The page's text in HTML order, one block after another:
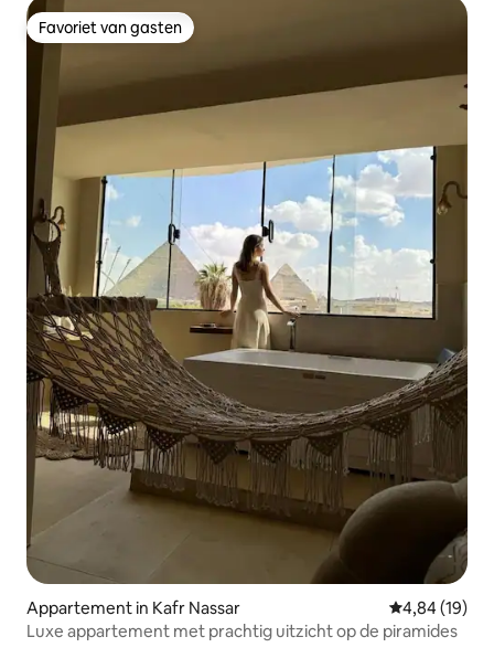
Favoriet van gasten
Favoriet van gasten
Appartement in Kafr Nassar Gemiddelde
4,84 (19)
Luxe appartement met prachtig uitzicht op de piramides